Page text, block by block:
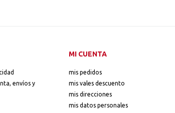
envíos y
MI CUENTA
mis pedidos
mis vales descuento
mis direcciones
mis datos personales